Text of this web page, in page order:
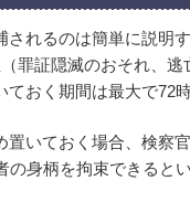
されるのは簡単に説明
罪証隠滅のおそれ、
おく期間は最大で72時
置いておく場合、検察
の身柄を拘束できると